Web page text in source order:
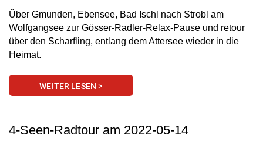
Über Gmunden, Ebensee, Bad Ischl nach Strobl am
Wolfgangsee zur Gösser-Radler-Relax-Pause und retour
über den Scharfling, entlang dem Attersee wieder in die
Heimat.
WEITER LESEN >
4-Seen-Radtour am 2022-05-14